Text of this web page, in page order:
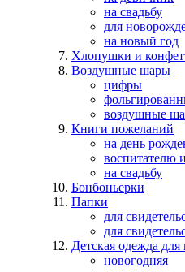
на свадьбу
для
на новый год
Хлопушки и
Воздушные шары
цифры
воздушные
Книги пожеланий
на день
воспитателю
на свадьбу
Бонбоньерки
Папки
для
для
Детская одежда для
новогодняя